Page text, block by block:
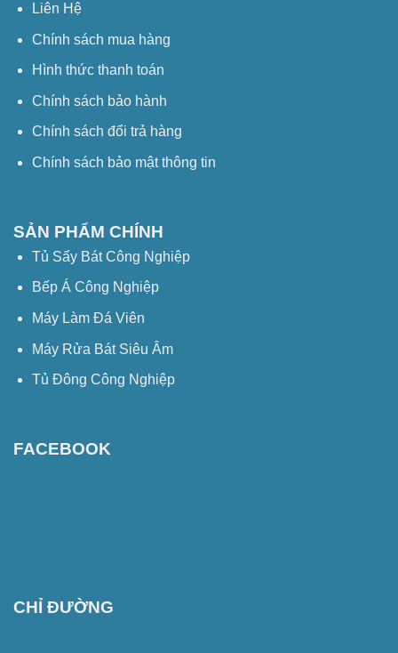
Liên Hệ
Chính sách mua hàng
Hình thức thanh toán
Chính sách bảo hành
Chính sách đổi trả hàng
Chính sách bảo mật thông tin
SẢN PHẨM CHÍNH
Tủ Sấy Bát Công Nghiệp
Bếp Á Công Nghiệp
Máy Làm Đá Viên
Máy Rửa Bát Siêu Âm
Tủ Đông Công Nghiệp
FACEBOOK
CHỈ ĐƯỜNG